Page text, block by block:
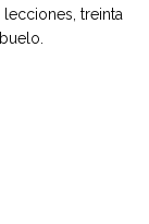
lecciones, treinta